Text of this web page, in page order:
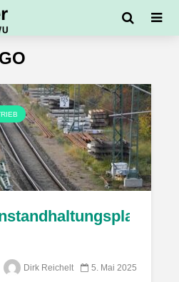
Dirk Reichelt 5. Mai 2025